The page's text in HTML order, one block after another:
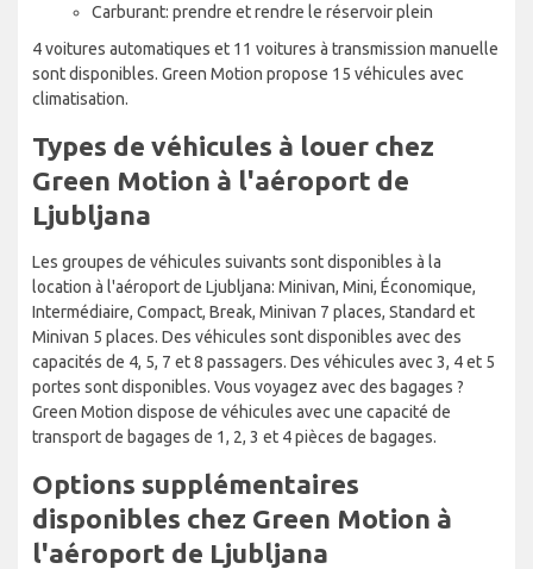
Carburant: prendre et rendre le réservoir plein
4 voitures automatiques et 11 voitures à transmission manuelle
sont disponibles. Green Motion propose 15 véhicules avec
climatisation.
Types de véhicules à louer chez
Green Motion à l'aéroport de
Ljubljana
Les groupes de véhicules suivants sont disponibles à la
location à l'aéroport de Ljubljana: Minivan, Mini, Économique,
Intermédiaire, Compact, Break, Minivan 7 places, Standard et
Minivan 5 places. Des véhicules sont disponibles avec des
capacités de 4, 5, 7 et 8 passagers. Des véhicules avec 3, 4 et 5
portes sont disponibles. Vous voyagez avec des bagages ?
Green Motion dispose de véhicules avec une capacité de
transport de bagages de 1, 2, 3 et 4 pièces de bagages.
Options supplémentaires
disponibles chez Green Motion à
l'aéroport de Ljubljana